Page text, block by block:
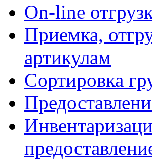
On-line
Приемка,
артикулам
Сортировка